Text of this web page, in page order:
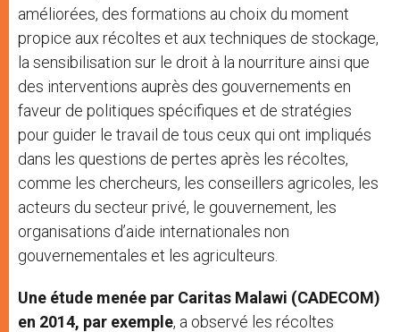
améliorées, des formations au choix du moment
propice aux récoltes et aux techniques de stockage,
la sensibilisation sur le droit à la nourriture ainsi que
des interventions auprès des gouvernements en
faveur de politiques spécifiques et de stratégies
pour guider le travail de tous ceux qui ont impliqués
dans les questions de pertes après les récoltes,
comme les chercheurs, les conseillers agricoles, les
acteurs du secteur privé, le gouvernement, les
organisations d’aide internationales non
gouvernementales et les agriculteurs.
Une étude menée par Caritas Malawi (CADECOM)
en 2014, par exemple, a observé les récoltes